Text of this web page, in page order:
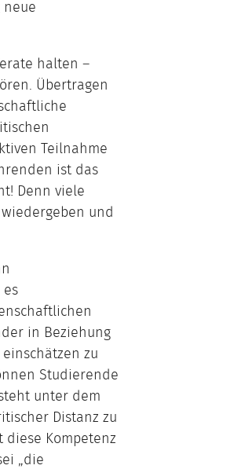
halten –
Übertragen
Teilnahme
ist das
Denn viele
und
in Beziehung
zu
Studierende
unter dem
Distanz zu
Kompetenz
„die